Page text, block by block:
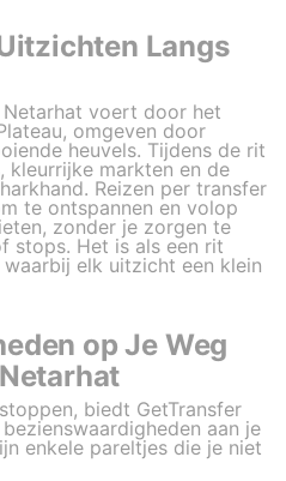
Langs
Netarhat voert door het
omgeven door
heuvels. Tijdens de rit
kleurrijke markten en de
Reizen per transfer
te ontspannen en volop
zonder je zorgen te
stops. Het is als een rit
elk uitzicht een klein
op Je Weg
biedt GetTransfer
aan je
enkele pareltjes die je niet